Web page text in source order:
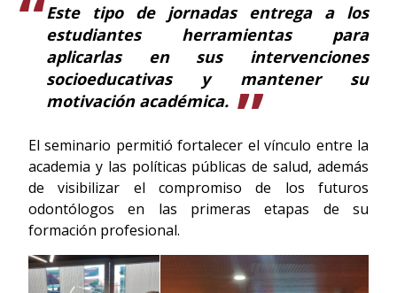
Este tipo de jornadas entrega a los
estudiantes herramientas para
aplicarlas en sus intervenciones
socioeducativas y mantener su
motivación académica.
El seminario permitió fortalecer el vínculo entre la
academia y las políticas públicas de salud, además
de visibilizar el compromiso de los futuros
odontólogos en las primeras etapas de su
formación profesional.